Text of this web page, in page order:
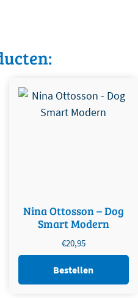
Nina Ottosson – Dog
Smart Modern
€20,95
Bestellen